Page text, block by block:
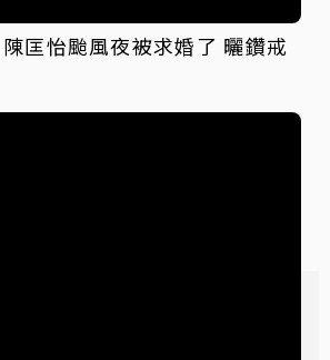
陳匡怡颱風夜被求婚了 曬鑽戒